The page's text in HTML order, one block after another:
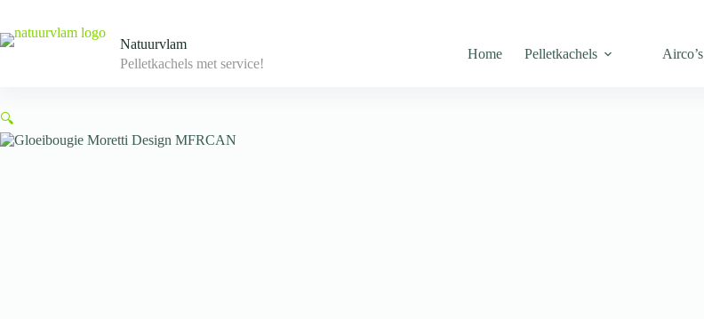
content
Natuurvlam
Pelletkachels met service!
Home Pelletkachels Airco’s
🔍